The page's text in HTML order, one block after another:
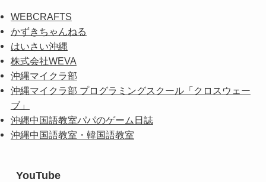
WEBCRAFTS
かずきちゃんねる
はいさい沖縄
株式会社WEVA
沖縄マイクラ部
沖縄マイクラ部 プログラミングスクール「クロスウェー
ブ」
沖縄中国語教室パパのゲーム日誌
沖縄中国語教室・韓国語教室
YouTube